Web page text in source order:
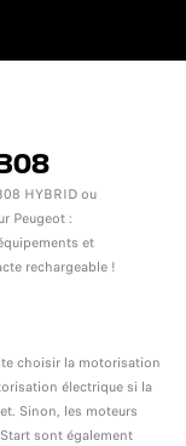
HYBRID ou
Peugeot :
et
rechargeable !
choisir la motorisation
électrique si la
Sinon, les moteurs
sont également